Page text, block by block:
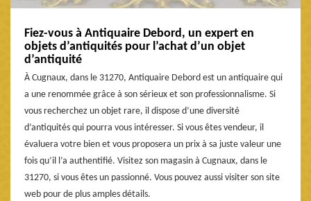
Fiez-vous à Antiquaire Debord, un expert en
objets d’antiquités pour l’achat d’un objet
d’antiquité
À Cugnaux, dans le 31270, Antiquaire Debord est un antiquaire qui
a une renommée grâce à son sérieux et son professionnalisme. Si
vous recherchez un objet rare, il dispose d’une diversité
d’antiquités qui pourra vous intéresser. Si vous êtes vendeur, il
évaluera votre bien et vous proposera un prix à sa juste valeur une
fois qu’il l’a authentifié. Visitez son magasin à Cugnaux, dans le
31270, si vous êtes un passionné. Vous pouvez aussi visiter son site
web pour de plus amples détails.